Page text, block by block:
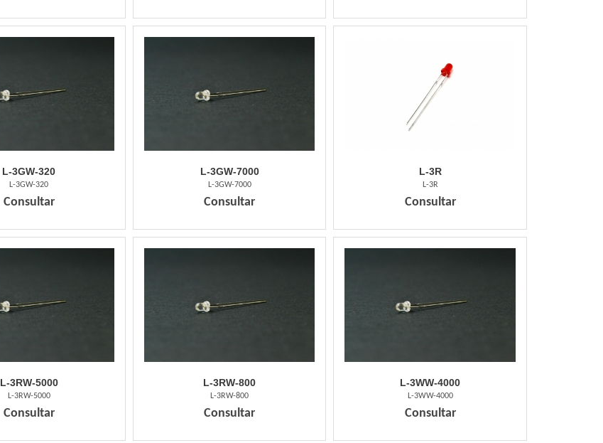
L-3GW-320
L-3GW-320
Consultar
L-3GW-7000
L-3GW-7000
Consultar
L-3R
L-3R
Consultar
L-3RW-5000
L-3RW-5000
Consultar
L-3RW-800
L-3RW-800
Consultar
L-3WW-4000
L-3WW-4000
Consultar